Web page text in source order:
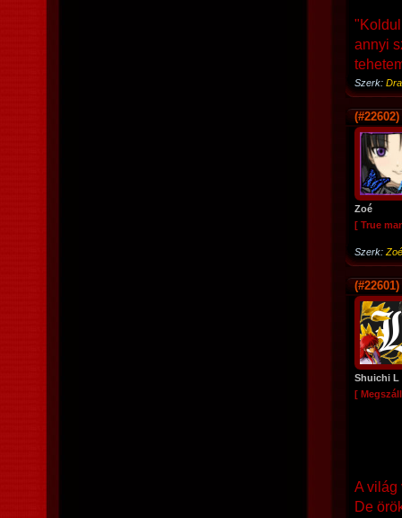
annyi
Szerk:
(#22602)
Zoé
[ True
Szerk: Zoé
(#22601)
Shuichi L
[
A világ
De